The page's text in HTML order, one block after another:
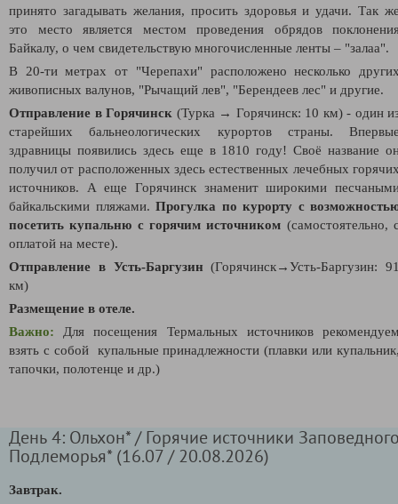
принято загадывать желания, просить здоровья и удачи. Так
это место является местом проведения обрядов
Байкалу, о чем свидетельствую многочисленные ленты – "залаа".
В 20-ти метрах от "Черепахи" расположено несколько
живописных валунов, "Рычащий лев", "Берендеев лес" и другие.
Отправление в Горячинск (Турка → Горячинск: 10 км) - один
старейших бальнеологических курортов страны.
здравницы появились здесь еще в 1810 году! Своё название
получил от расположенных здесь естественных лечебных
источников. А еще Горячинск знаменит широкими
байкальскими пляжами. Прогулка по курорту с
посетить купальню с горячим источником (самостоятельно,
оплатой на месте).
Отправление в Усть-Баргузин (Горячинск→Усть-Баргузин:
км)
Размещение в отеле.
Важно: Для посещения Термальных источников
взять с собой купальные принадлежности (плавки или
тапочки, полотенце и др.)
День 4: Ольхон* / Горячие источники
Подлеморья* (16.07 / 20.08.2026)
Завтрак.